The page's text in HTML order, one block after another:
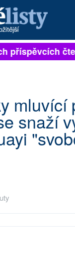
mluvící
snaží